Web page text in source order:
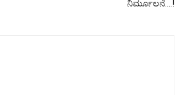
ನಿರ್ಮೂಲನೆ….!